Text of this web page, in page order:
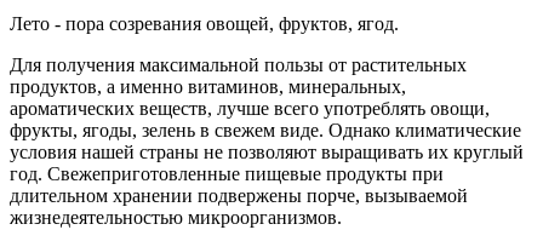
Лето - пора созревания овощей, фруктов, ягод.
Для получения максимальной пользы от растительных
продуктов, а именно витаминов, минеральных,
ароматических веществ, лучше всего употреблять овощи,
фрукты, ягоды, зелень в свежем виде. Однако климатические
условия нашей страны не позволяют выращивать их круглый
год. Свежеприготовленные пищевые продукты при
длительном хранении подвержены порче, вызываемой
жизнедеятельностью микроорганизмов.